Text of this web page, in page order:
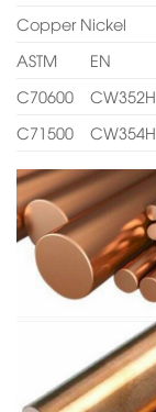
Copper Nickel
ASTM
EN
C70600
CW352H
C71500
CW354H